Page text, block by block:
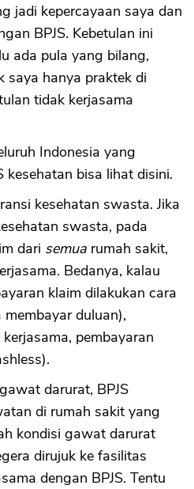
jadi kepercayaan saya dan
BPJS. Kebetulan ini
ada pula yang bilang,
saya hanya praktek di
tidak kerjasama
Indonesia yang
kesehatan bisa lihat disini.
kesehatan swasta. Jika
swasta, pada
dari semua rumah sakit,
Bedanya, kalau
klaim dilakukan cara
duluan),
pembayaran
darurat, BPJS
di rumah sakit yang
kondisi gawat darurat
dirujuk ke fasilitas
dengan BPJS. Tentu